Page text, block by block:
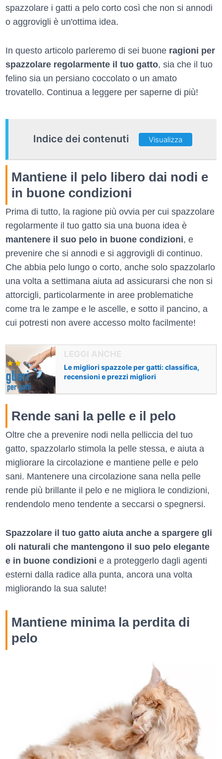
spazzolare i gatti a pelo corto così che non si annodi
o aggrovigli è un'ottima idea.
In questo articolo parleremo di sei buone ragioni per
spazzolare regolarmente il tuo gatto, sia che il tuo
felino sia un persiano coccolato o un amato
trovatello. Continua a leggere per saperne di più!
Indice dei contenuti Visualizza
Mantiene il pelo libero dai nodi e
in buone condizioni
Prima di tutto, la ragione più ovvia per cui spazzolare
regolarmente il tuo gatto sia una buona idea è
mantenere il suo pelo in buone condizioni, e
prevenire che si annodi e si aggrovigli di continuo.
Che abbia pelo lungo o corto, anche solo spazzolarlo
una volta a settimana aiuta ad assicurarsi che non si
attorcigli, particolarmente in aree problematiche
come tra le zampe e le ascelle, e sotto il pancino, a
cui potresti non avere accesso molto facilmente!
Le migliori spazzole per gatti: classifica,
recensioni e prezzi migliori
Rende sani la pelle e il pelo
Oltre che a prevenire nodi nella pelliccia del tuo
gatto, spazzolarlo stimola la pelle stessa, e aiuta a
migliorare la circolazione e mantiene pelle e pelo
sani. Mantenere una circolazione sana nella pelle
rende più brillante il pelo e ne migliora le condizioni,
rendendolo meno tendente a seccarsi o spegnersi.
Spazzolare il tuo gatto aiuta anche a spargere gli
oli naturali che mantengono il suo pelo elegante
e in buone condizioni e a proteggerlo dagli agenti
esterni dalla radice alla punta, ancora una volta
migliorando la sua salute!
Mantiene minima la perdita di
pelo